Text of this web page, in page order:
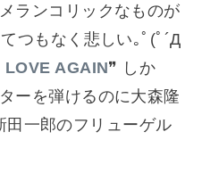
ランコリックなものが
つもなく悲しい｡ﾟ(ﾟ´Д
AGAIN❞ しか
ーを弾けるのに大森隆
一郎のフリューゲル